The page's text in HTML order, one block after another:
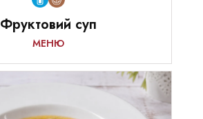
Фруктовий суп
МЕНЮ